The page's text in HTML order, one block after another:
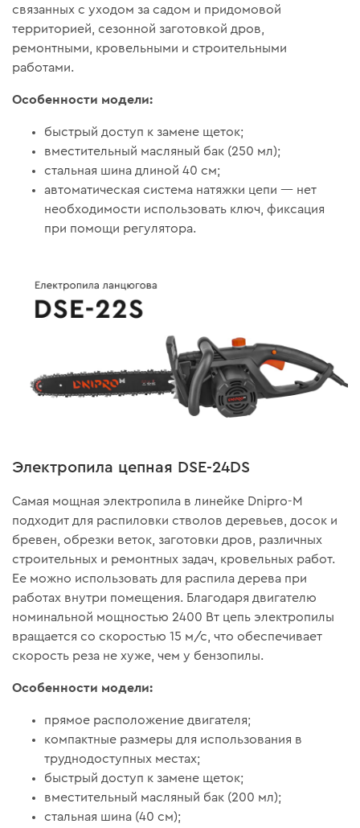
связанных с уходом за садом и придомовой
территорией, сезонной заготовкой дров,
ремонтными, кровельными и строительными
работами.
Особенности модели:
быстрый доступ к замене щеток;
вместительный масляный бак (250 мл);
стальная шина длиной 40 см;
автоматическая система натяжки цепи — нет
необходимости использовать ключ, фиксация
при помощи регулятора.
Электропила цепная DSE-24DS
Самая мощная электропила в линейке Dnipro-M
подходит для распиловки стволов деревьев, досок и
бревен, обрезки веток, заготовки дров, различных
строительных и ремонтных задач, кровельных работ.
Ее можно использовать для распила дерева при
работах внутри помещения. Благодаря двигателю
номинальной мощностью 2400 Вт цепь электропилы
вращается со скоростью 15 м/с, что обеспечивает
скорость реза не хуже, чем у бензопилы.
Особенности модели:
прямое расположение двигателя;
компактные размеры для использования в
труднодоступных местах;
быстрый доступ к замене щеток;
вместительный масляный бак (200 мл);
стальная шина (40 см);